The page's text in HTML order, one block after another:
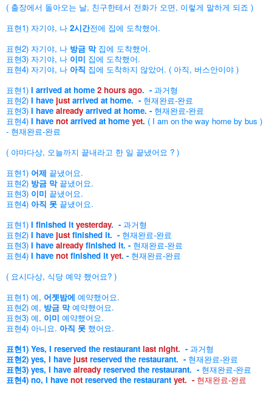
( 출장에서 돌아오는 날, 친구한테서 전화가 오면, 이렇게 말하게 되죠 )
표현1) 자기야, 나 2시간전에 집에 도착했어.
표현2) 자기야, 나 방금 막집에 도착했어.
표현3) 자기야, 나 이미 집에 도착했어.
표현4) 자기야, 나 아직 집에 도착하지 않았어. ( 아직, 버스안이야 )
표현1) I arrived at home 2 hours ago. - 과거형
표현2) I have just arrived at home. - 현재완료-완료
표현3) I have already arrived at home. - 현재완료-완료
표현4) I have not arrived at home yet. ( I am on the way home by bus )
- 현재완료-완료
( 야마다상, 오늘까지 끝내라고 한 일 끝냈어요 ? )
표현1) 어제 끝냈어요.
표현2) 방금 막끝냈어요.
표현3) 이미 끝냈어요.
표현4) 아직 못 끝냈어요.
표현1) I finished it yesterday. - 과거형
표현2) I have just finished it. - 현재완료-완료
표현3) I have already finished it. - 현재완료-완료
표현4) I have not finished it yet. - 현재완료-완료
( 요시다상, 식당 예약 했어요? )
표현1) 예, 어젯밤에 예약했어요.
표현2) 예, 방금 막예약했어요.
표현3) 예, 이미 예약했어요.
표현4) 아니요. 아직 못 했어요.
표현1) Yes, I reserved the restaurant last night. - 과거형
표현2) yes, I have just reserved the restaurant. - 현재완료-완료
표현3) yes, I have already reserved the restaurant. - 현재완료-완료
표현4) no, I have not reserved the restaurant yet. - 현재완료-완료